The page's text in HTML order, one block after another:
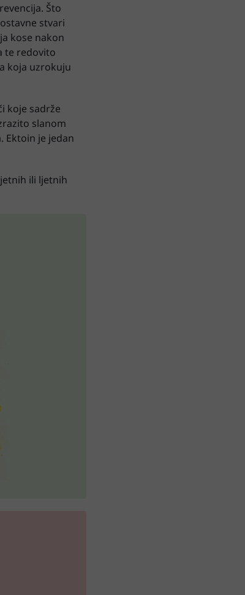
Što
stvari
kose nakon
te redovito
koja uzrokuju
koje sadrže
slanom
Ektoin je jedan
ili ljetnih